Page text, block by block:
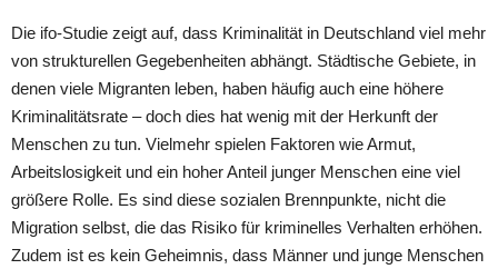
Die ifo-Studie zeigt auf, dass Kriminalität in Deutschland viel mehr
von strukturellen Gegebenheiten abhängt. Städtische Gebiete, in
denen viele Migranten leben, haben häufig auch eine höhere
Kriminalitätsrate – doch dies hat wenig mit der Herkunft der
Menschen zu tun. Vielmehr spielen Faktoren wie Armut,
Arbeitslosigkeit und ein hoher Anteil junger Menschen eine viel
größere Rolle. Es sind diese sozialen Brennpunkte, nicht die
Migration selbst, die das Risiko für kriminelles Verhalten erhöhen.
Zudem ist es kein Geheimnis, dass Männer und junge Menschen